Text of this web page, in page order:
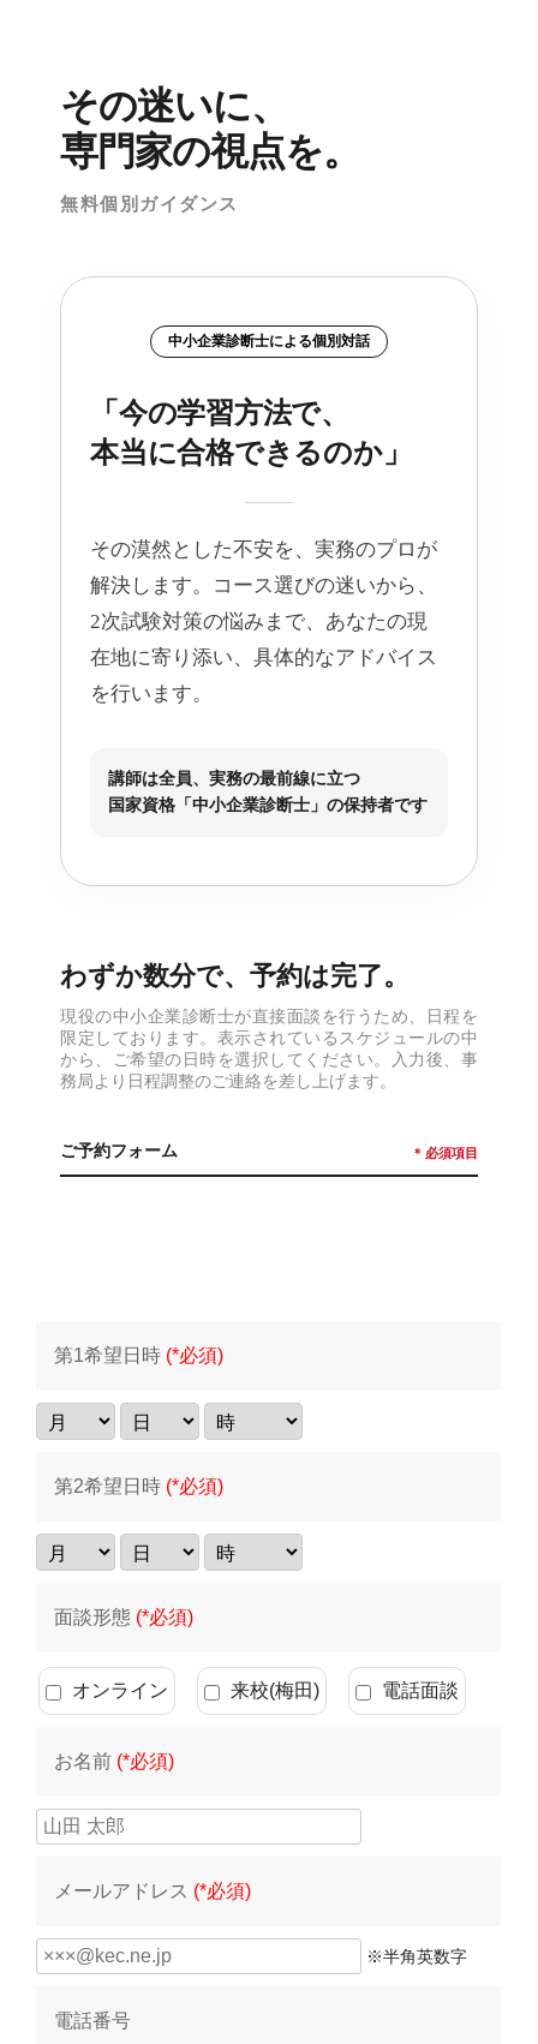
その迷いに、
専門家の視点を。
無料個別ガイダンス
中小企業診断士による個別対話
「今の学習方法で、
本当に合格できるのか」
その漠然とした不安を、実務のプロが
解決します。コース選びの迷いから、
2次試験対策の悩みまで、あなたの現
在地に寄り添い、具体的なアドバイス
を行います。
講師は全員、実務の最前線に立つ
国家資格「中小企業診断士」の保持者です
わずか数分で、予約は完了。
現役の中小企業診断士が直接面談を行うため、日程を
限定しております。表示されているスケジュールの中
から、ご希望の日時を選択してください。入力後、事
務局より日程調整のご連絡を差し上げます。
ご予約フォーム * 必須項目
第1希望日時 (*必須)
第2希望日時 (*必須)
面談形態 (*必須)
オンライン 来校(梅田) 電話面談
お名前 (*必須)
メールアドレス (*必須)
※半角英数字
電話番号